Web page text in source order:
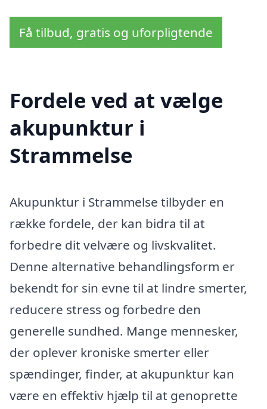
Få tilbud, gratis og uforpligtende
Fordele ved at vælge
akupunktur i
Strammelse
Akupunktur i Strammelse tilbyder en
række fordele, der kan bidra til at
forbedre dit velvære og livskvalitet.
Denne alternative behandlingsform er
bekendt for sin evne til at lindre smerter,
reducere stress og forbedre den
generelle sundhed. Mange mennesker,
der oplever kroniske smerter eller
spændinger, finder, at akupunktur kan
være en effektiv hjælp til at genoprette